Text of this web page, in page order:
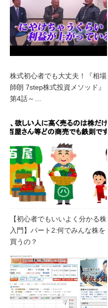
株式初心者でも大丈夫！『相場
師朗 7step株式投資メソッド』
第4話～…
【初心者でもいいよく分かる株
入門】パート2:何でみんな株を
買うの？